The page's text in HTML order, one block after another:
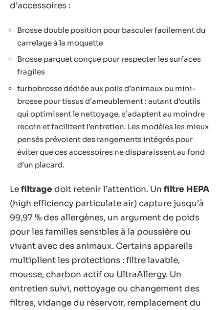
d’accessoires :
Brosse double position pour basculer facilement du
carrelage à la moquette
Brosse parquet conçue pour respecter les surfaces
fragiles
turbobrosse dédiée aux poils d’animaux ou mini-
brosse pour tissus d’ameublement : autant d’outils
qui optimisent le nettoyage, s’adaptent au moindre
recoin et facilitent l’entretien. Les modèles les mieux
pensés prévoient des rangements intégrés pour
éviter que ces accessoires ne disparaissent au fond
d’un placard.
Lefiltrage doit retenir l’attention. Un filtre HEPA
(high efficiency particulate air) capture jusqu’à
99,97 % des allergènes, un argument de poids
pour les familles sensibles à la poussière ou
vivant avec des animaux. Certains appareils
multiplient les protections : filtre lavable,
mousse, charbon actif ou UltraAllergy. Un
entretien suivi, nettoyage ou changement des
filtres, vidange du réservoir, remplacement du